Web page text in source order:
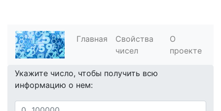
Главная
Свойства
чисел
О
проекте
Укажите число, чтобы получить всю
информацию о нем: